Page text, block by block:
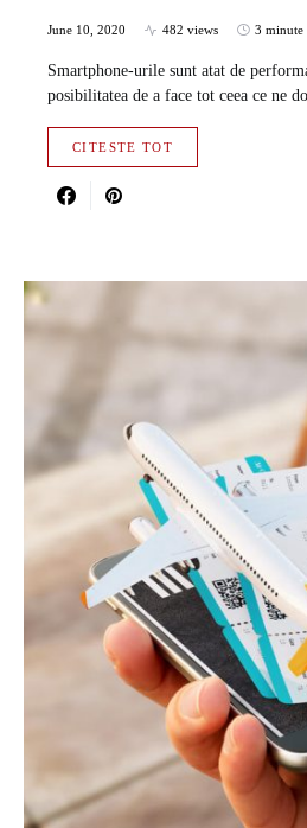
June 10, 2020 482 views 3 minute
Smartphone-urile sunt atat de
posibilitatea de a face tot ceea ce ne
CITESTE TOT